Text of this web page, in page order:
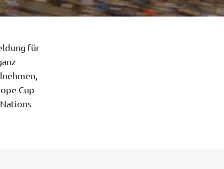
für
Cup